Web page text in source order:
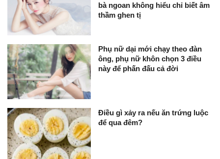
bà ngoan không hiểu chỉ biết âm
thầm ghen tị
Phụ nữ dại mới chạy theo đàn
ông, phụ nữ khôn chọn 3 điều
này để phấn đấu cả đời
Điều gì xảy ra nếu ăn trứng luộc
để qua đêm?